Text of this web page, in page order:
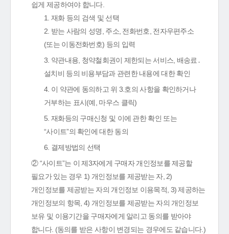
쉽게 제공하여야 합니다.
1. 재화 등의 검색 및 선택
2. 받는 사람의 성명, 주소, 전화번호, 전자우편주소
(또는 이동전화번호) 등의 입력
3. 약관내용, 청약철회권이 제한되는 서비스, 배송료․
설치비 등의 비용부담과 관련한 내용에 대한 확인
4. 이 약관에 동의하고 위 3.호의 사항을 확인하거나
거부하는 표시(예, 마우스 클릭)
5. 재화등의 구매신청 및 이에 관한 확인 또는
“사이트”의 확인에 대한 동의
6. 결제방법의 선택
② “사이트”는 이 제3자에게 구매자 개인정보를 제공할
필요가 있는 경우 1) 개인정보를 제공받는 자, 2)
개인정보를 제공받는 자의 개인정보 이용목적, 3) 제공하는
개인정보의 항목, 4) 개인정보를 제공받는 자의 개인정보
보유 및 이용기간을 구매자에게 알리고 동의를 받아야
합니다. (동의를 받은 사항이 변경되는 경우에도 같습니다.)